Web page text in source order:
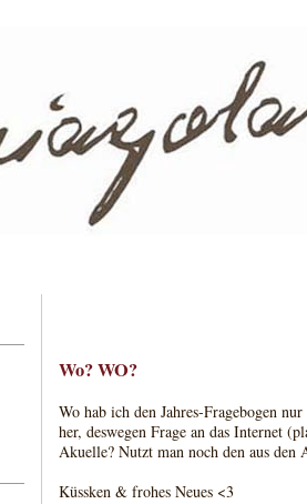
Wo? WO?
Wo hab ich den Jahres-Fragebogen
her, deswegen Frage an das Internet
Akuelle? Nutzt man noch den aus
Küssken & frohes Neues <3